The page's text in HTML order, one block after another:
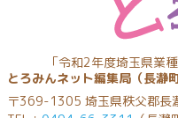
と
「令和2年度埼玉県業
とろみんネット編集局（長瀞
〒369-1305 埼玉県秩父郡長